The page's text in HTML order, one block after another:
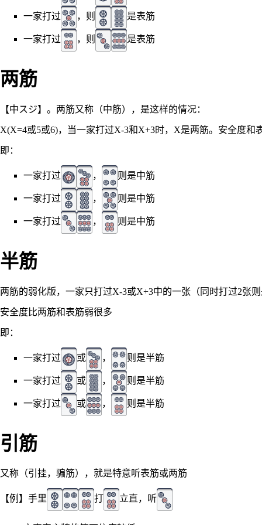
一家打过 ，则 是表筋
一家打过 ，则 是表筋
两筋
【中スジ】。两筋又称（中筋），是这样的情况：
X(X=4或5或6)，当一家打过X-3和X+3时，X是两筋。安全度和
即：
一家打过 ， 则是中筋
一家打过 ， 则是中筋
一家打过 ， 则是中筋
半筋
两筋的弱化版，一家只打过X-3或X+3中的一张（同时打过2张则
安全度比两筋和表筋弱很多
即：
一家打过 或 ， 则是半筋
一家打过 或 ， 则是半筋
一家打过 或 ， 则是半筋
引筋
又称（引挂，骗筋），就是特意听表筋或两筋
【例】手里 打 立直，听